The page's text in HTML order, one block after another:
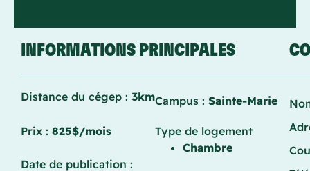
INFORMATIONS PRINCIPALES
Distance du cégep : 3kmCampus : Sainte-Marie
Prix : 825$/mois
Type de logement
Chambre
Date de publication :